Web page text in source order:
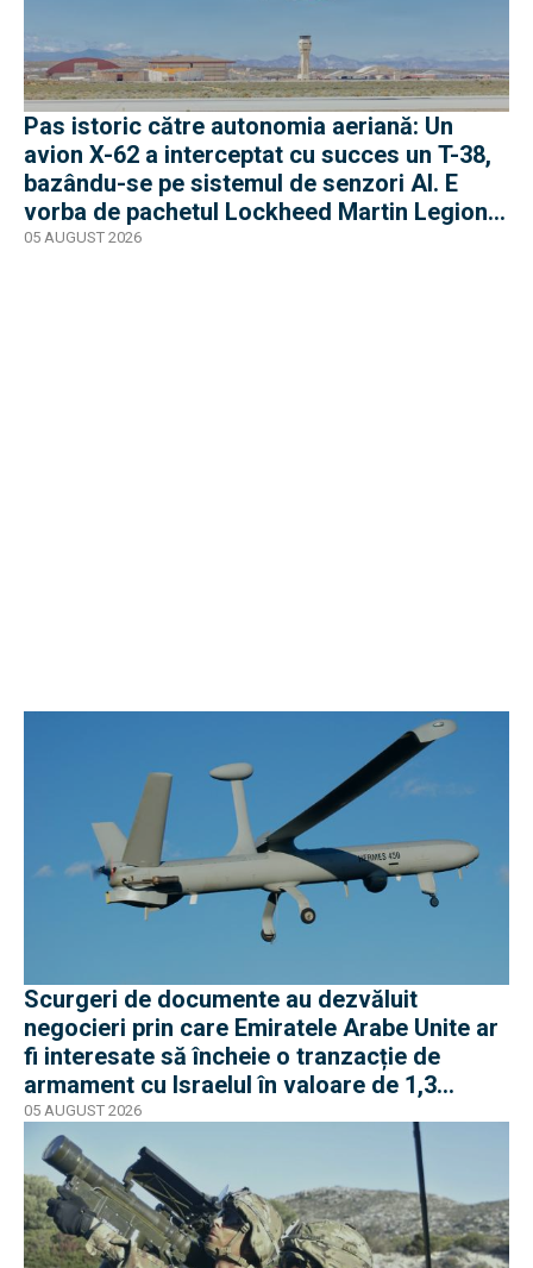
Pas istoric către autonomia aeriană: Un
avion X-62 a interceptat cu succes un T-38,
bazându-se pe sistemul de senzori AI. E
vorba de pachetul Lockheed Martin Legion
Pod
05 AUGUST 2026
Scurgeri de documente au dezvăluit
negocieri prin care Emiratele Arabe Unite ar
fi interesate să încheie o tranzacție de
armament cu Israelul în valoare de 1,3
miliarde de dolari
05 AUGUST 2026